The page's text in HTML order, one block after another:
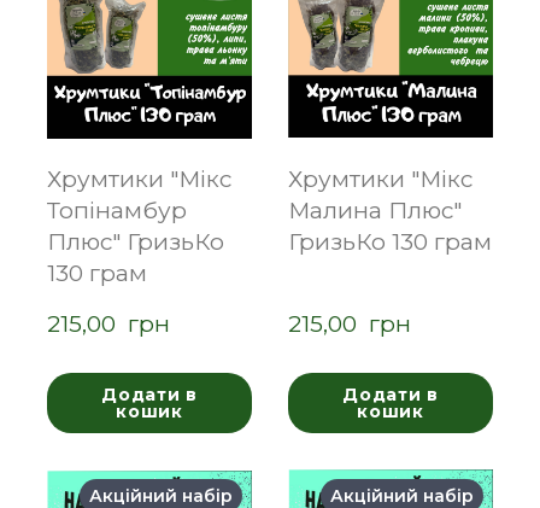
Хрумтики "Мікс
Топінамбур
Плюс" ГризьКо
130 грам
215,00  грн
Додати в
кошик
Хрумтики "Мікс
Малина Плюс"
ГризьКо 130 грам
215,00  грн
Додати в
кошик
Акційний набір Акційний набір